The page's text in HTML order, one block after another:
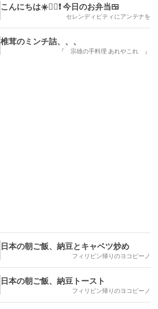
こんにちは☀️🙋‍♀️❗ 今日のお弁当🍱
セレンディピティにアンテナを
椎茸のミンチ詰、、、
『 宗雄の手料理 あれやこれ 』
日本の朝ご飯、納豆とキャベツ炒め
フィリピン帰りのヨコピーノ
日本の朝ご飯、納豆トースト
フィリピン帰りのヨコピーノ